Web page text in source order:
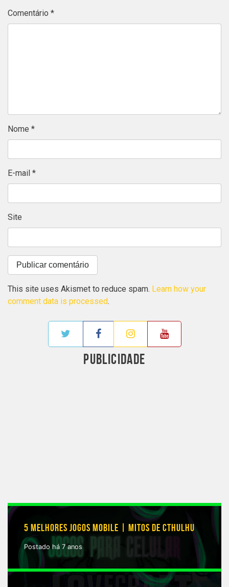
Comentário *
Nome *
E-mail *
Site
This site uses Akismet to reduce spam. Learn how your
comment data is processed.
PUBLICIDADE
5 MELHORES JOGOS MOBILE | MITOS DE CTHULHU
Postado há 7 anos